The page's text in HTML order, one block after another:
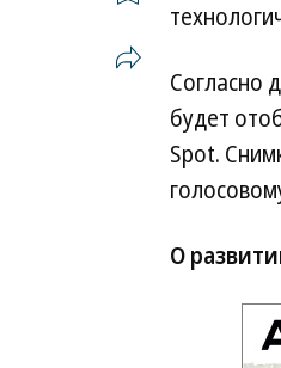
Согласно
будет
Spot.
О